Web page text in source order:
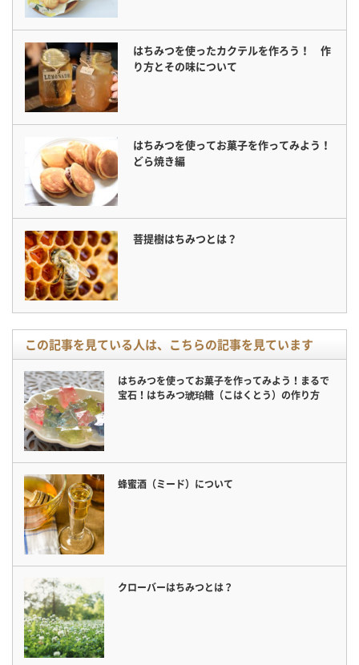
はちみつを使ったカクテルを作ろう！ 作
り方とその味について
はちみつを使ってお菓子を作ってみよう！
どら焼き編
菩提樹はちみつとは？
この記事を見ている人は、こちらの記事を見ています
はちみつを使ってお菓子を作ってみよう！まるで
宝石！はちみつ琥珀糖（こはくとう）の作り方
蜂蜜酒（ミード）について
クローバーはちみつとは？